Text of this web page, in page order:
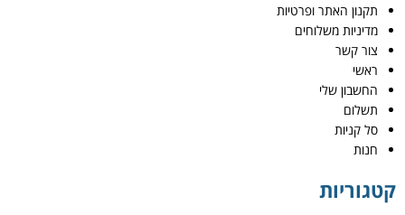
תקנון האתר ופרטיות
מדיניות משלוחים
צור קשר
ראשי
החשבון שלי
תשלום
סל קניות
חנות
קטגוריות